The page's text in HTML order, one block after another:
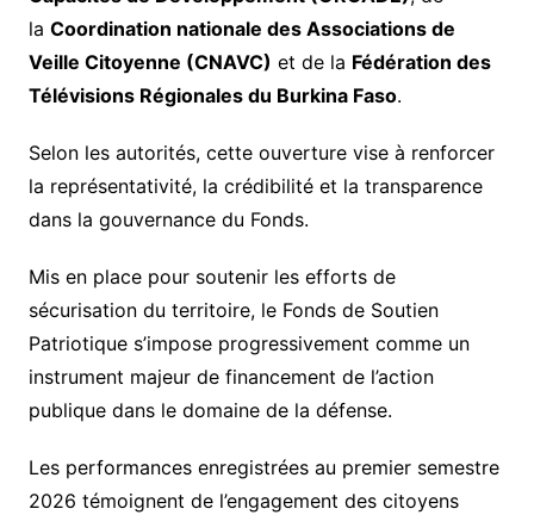
la Coordination nationale des Associations de
Veille Citoyenne (CNAVC) et de la Fédération des
Télévisions Régionales du Burkina Faso.
Selon les autorités, cette ouverture vise à renforcer
la représentativité, la crédibilité et la transparence
dans la gouvernance du Fonds.
Mis en place pour soutenir les efforts de
sécurisation du territoire, le Fonds de Soutien
Patriotique s’impose progressivement comme un
instrument majeur de financement de l’action
publique dans le domaine de la défense.
Les performances enregistrées au premier semestre
2026 témoignent de l’engagement des citoyens